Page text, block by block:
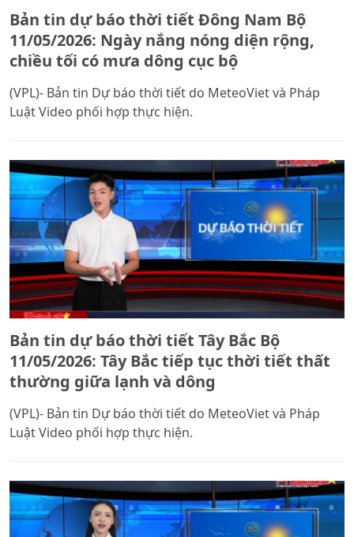
Bản tin dự báo thời tiết Đông Nam Bộ
11/05/2026: Ngày nắng nóng diện rộng,
chiều tối có mưa dông cục bộ
(VPL)- Bản tin Dự báo thời tiết do MeteoViet và Pháp
Luật Video phối hợp thực hiện.
Bản tin dự báo thời tiết Tây Bắc Bộ
11/05/2026: Tây Bắc tiếp tục thời tiết thất
thường giữa lạnh và dông
(VPL)- Bản tin Dự báo thời tiết do MeteoViet và Pháp
Luật Video phối hợp thực hiện.